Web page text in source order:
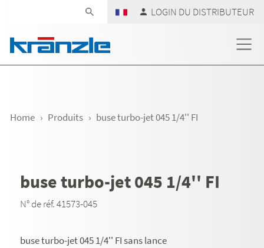
LOGIN DU DISTRIBUTEUR
Home Produits buse turbo-jet 045 1/4'' FI
buse turbo-jet 045 1/4'' FI
N° de réf. 41573-045
buse turbo-jet 045 1/4'' FI sans lance